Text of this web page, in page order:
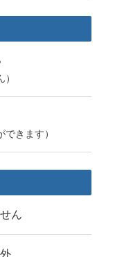
できます）
ん